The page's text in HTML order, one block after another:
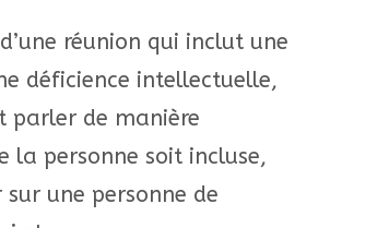
réunion qui inclut une
déficience intellectuelle,
parler de manière
la personne soit incluse,
une personne de